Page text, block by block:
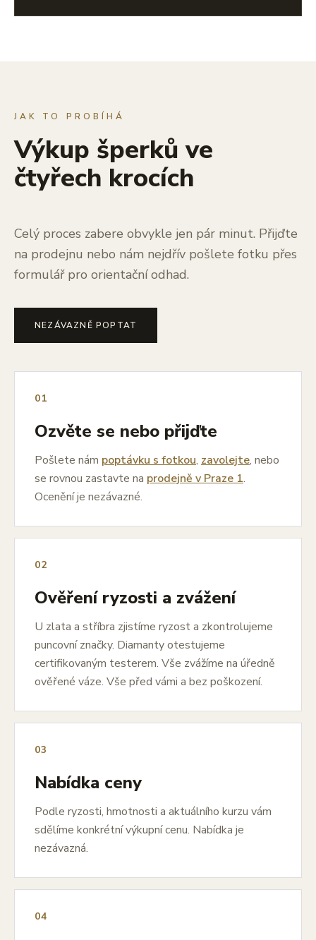
JAK TO PROBÍHÁ
Výkup šperků ve
čtyřech krocích
Celý proces zabere obvykle jen pár minut. Přijďte
na prodejnu nebo nám nejdřív pošlete fotku přes
formulář pro orientační odhad.
NEZÁVAZNĚ POPTAT
01
Ozvěte se nebo přijďte
Pošlete nám poptávku s fotkou, zavolejte, nebo
se rovnou zastavte na prodejně v Praze 1.
Ocenění je nezávazné.
02
Ověření ryzosti a zvážení
U zlata a stříbra zjistíme ryzost a zkontrolujeme
puncovní značky. Diamanty otestujeme
certifikovaným testerem. Vše zvážíme na úředně
ověřené váze. Vše před vámi a bez poškození.
03
Nabídka ceny
Podle ryzosti, hmotnosti a aktuálního kurzu vám
sdělíme konkrétní výkupní cenu. Nabídka je
nezávazná.
04